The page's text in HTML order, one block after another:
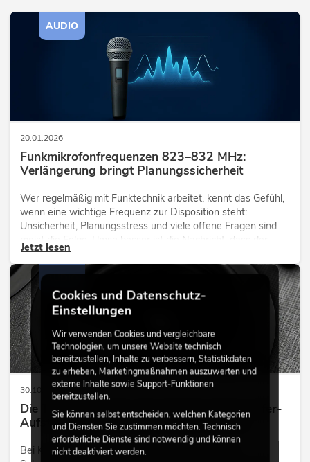
20.01.2026
Funkmikrofonfrequenzen 823–832 MHz:
Verlängerung bringt Planungssicherheit
Wer regelmäßig mit Funktechnik arbeitet, kennt das Gefühl,
wenn eine wichtige Frequenz zur Disposition steht:
Unsicherheit, Planungsstress und viele offene Fragen sind
meist die Folge. Umso besser ist die Nachricht, dass der
Bereich 823–832 MHz nicht wie befürchtet zum Jahresende
entfällt, sondern in Deutschland weitere zehn Jahre nutzbar
bleibt.
Jetzt lesen
AUDIO
30.10.2025
Die Technik macht’s: Verschiedene Subwoofer-
Aufstellungen für Konzerte und Festivals
Bei Konzerten und im Club sind sie unverzichtbar:
AUDIO
Cookies und Datenschutz-
Einstellungen
Wir verwenden Cookies und vergleichbare
Technologien, um unsere Website technisch
bereitzustellen, Inhalte zu verbessern, Statistikdaten
zu erheben, Marketingmaßnahmen auszuwerten und
externe Inhalte sowie Support-Funktionen
bereitzustellen.
Sie können selbst entscheiden, welchen Kategorien
und Diensten Sie zustimmen möchten. Technisch
erforderliche Dienste sind notwendig und können
nicht deaktiviert werden.